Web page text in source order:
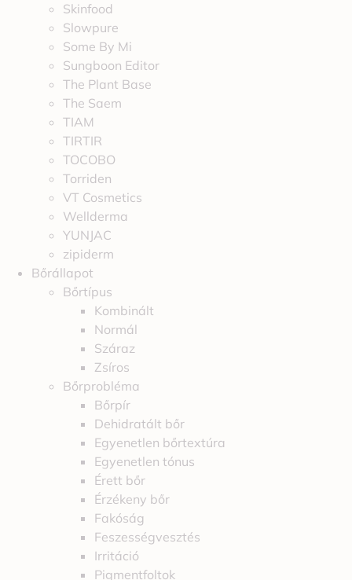
Skinfood
Slowpure
Some By Mi
Sungboon Editor
The Plant Base
The Saem
TIAM
TIRTIR
TOCOBO
Torriden
VT Cosmetics
Wellderma
YUNJAC
zipiderm
Bőrállapot
Bőrtípus
Kombinált
Normál
Száraz
Zsíros
Bőrprobléma
Bőrpír
Dehidratált bőr
Egyenetlen bőrtextúra
Egyenetlen tónus
Érett bőr
Érzékeny bőr
Fakóság
Feszességvesztés
Irritáció
Pigmentfoltok